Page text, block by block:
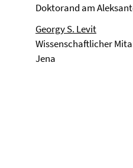
Doktorand am
Georgy S. Levit
Wissenschaftlicher
Jena